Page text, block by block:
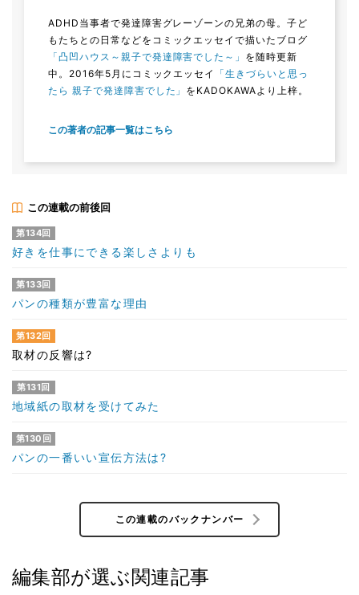
ADHD当事者で発達障害グレーゾーンの兄弟の母。子ど
もたちとの日常などをコミックエッセイで描いたブログ
「凸凹ハウス～親子で発達障害でした～」 を随時更新
中。2016年5月にコミックエッセイ
「生きづらいと思っ
たら 親子で発達障害でした」 をKADOKAWAより上梓。
この著者の記事一覧はこちら
この連載の前後回
第134回
好きを仕事にできる楽しさよりも
第133回
パンの種類が豊富な理由
第132回
取材の反響は?
第131回
地域紙の取材を受けてみた
第130回
パンの一番いい宣伝方法は?
この連載のバックナンバー
編集部が選ぶ関連記事